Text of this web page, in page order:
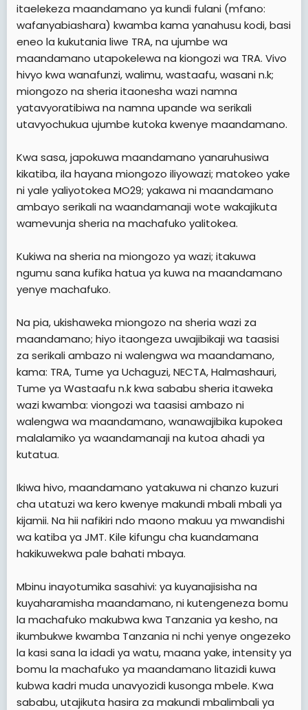
itaelekeza maandamano ya kundi fulani (mfano:
wafanyabiashara) kwamba kama yanahusu kodi, basi
eneo la kukutania liwe TRA, na ujumbe wa
maandamano utapokelewa na kiongozi wa TRA. Vivo
hivyo kwa wanafunzi, walimu, wastaafu, wasani n.k;
miongozo na sheria itaonesha wazi namna
yatavyoratibiwa na namna upande wa serikali
utavyochukua ujumbe kutoka kwenye maandamano.
Kwa sasa, japokuwa maandamano yanaruhusiwa
kikatiba, ila hayana miongozo iliyowazi; matokeo yake
ni yale yaliyotokea MO29; yakawa ni maandamano
ambayo serikali na waandamanaji wote wakajikuta
wamevunja sheria na machafuko yalitokea.
Kukiwa na sheria na miongozo ya wazi; itakuwa
ngumu sana kufika hatua ya kuwa na maandamano
yenye machafuko.
Na pia, ukishaweka miongozo na sheria wazi za
maandamano; hiyo itaongeza uwajibikaji wa taasisi
za serikali ambazo ni walengwa wa maandamano,
kama: TRA, Tume ya Uchaguzi, NECTA, Halmashauri,
Tume ya Wastaafu n.k kwa sababu sheria itaweka
wazi kwamba: viongozi wa taasisi ambazo ni
walengwa wa maandamano, wanawajibika kupokea
malalamiko ya waandamanaji na kutoa ahadi ya
kutatua.
Ikiwa hivo, maandamano yatakuwa ni chanzo kuzuri
cha utatuzi wa kero kwenye makundi mbali mbali ya
kijamii. Na hii nafikiri ndo maono makuu ya mwandishi
wa katiba ya JMT. Kile kifungu cha kuandamana
hakikuwekwa pale bahati mbaya.
Mbinu inayotumika sasahivi: ya kuyanajisisha na
kuyaharamisha maandamano, ni kutengeneza bomu
la machafuko makubwa kwa Tanzania ya kesho, na
ikumbukwe kwamba Tanzania ni nchi yenye ongezeko
la kasi sana la idadi ya watu, maana yake, intensity ya
bomu la machafuko ya maandamano litazidi kuwa
kubwa kadri muda unavyozidi kusonga mbele. Kwa
sababu, utajikuta hasira za makundi mbalimbali ya